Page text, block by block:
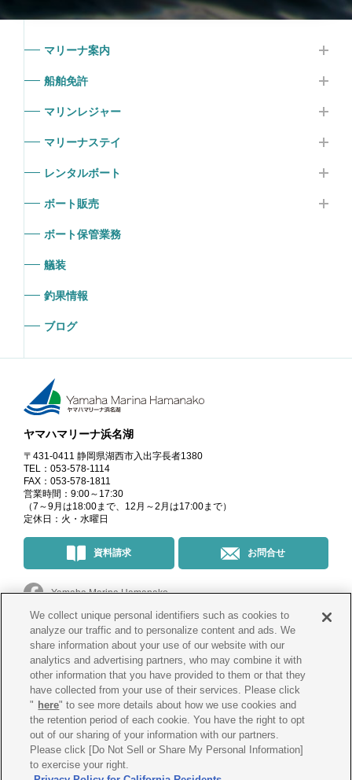
マリーナ案内
船舶免許
マリンレジャー
マリーナステイ
レンタルボート
ボート販売
ボート保管業務
艤装
釣果情報
ブログ
ヤマハマリーナ浜名湖
〒431-0411 静岡県湖西市入出字長者1380
TEL：053-578-1114
FAX：053-578-1811
営業時間：9:00～17:30
（7～9月は18:00まで、12月～2月は17:00まで）
定休日：火・水曜日
資料請求 お問合せ
Yamaha Marina Hamanako
マリーナ・イベント情報＠yamahamarinahamanako
釣果情報@yamahamarina_hamanako
会社概要 プライバシーポリシー
Cookieポリシー 古物営業法に基づく表示
We collect unique personal identifiers such as cookies to
analyze our traffic and to personalize content and ads. We
share information about your use of our website with our
analytics and advertising partners, who may combine it with
other information that you have provided to them or that they
have collected from your use of their services. Please click
" here" to see more details about how we use cookies and
the retention period of each cookie. You have the right to opt
out of our sharing of your information with our partners.
Please click [Do Not Sell or Share My Personal Information]
to exercise your right.